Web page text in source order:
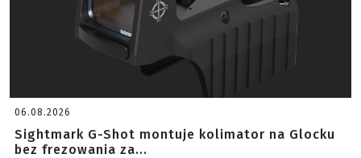
06.08.2026
Sightmark G-Shot montuje kolimator na Glocku
bez frezowania za...